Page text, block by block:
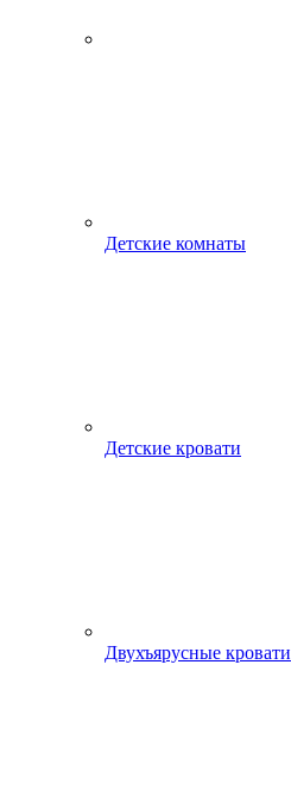
Детские комнаты
Детские кровати
Двухъярусные кровати